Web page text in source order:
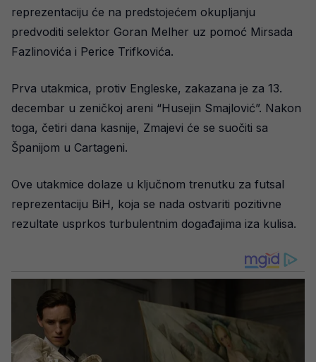
reprezentaciju će na predstojećem okupljanju
predvoditi selektor Goran Melher uz pomoć Mirsada
Fazlinovića i Perice Trifkovića.
Prva utakmica, protiv Engleske, zakazana je za 13.
decembar u zeničkoj areni “Husejin Smajlović”. Nakon
toga, četiri dana kasnije, Zmajevi će se suočiti sa
Španijom u Cartageni.
Ove utakmice dolaze u ključnom trenutku za futsal
reprezentaciju BiH, koja se nada ostvariti pozitivne
rezultate usprkos turbulentnim događajima iza kulisa.